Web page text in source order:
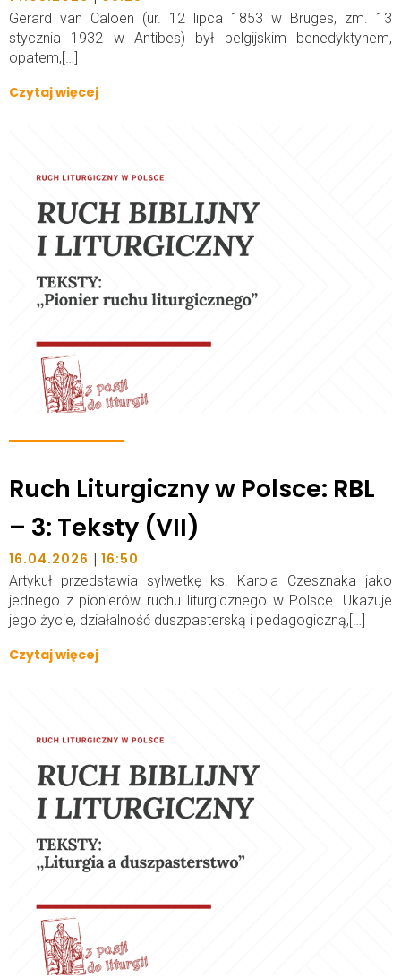
Gerard van Caloen (ur. 12 lipca 1853 w Bruges, zm. 13
stycznia 1932 w Antibes) był belgijskim benedyktynem,
opatem,[…]
Czytaj więcej
Ruch Liturgiczny w Polsce: RBL
– 3: Teksty (VII)
16.04.2026 | 16:50
Artykuł przedstawia sylwetkę ks. Karola Czesznaka jako
jednego z pionierów ruchu liturgicznego w Polsce. Ukazuje
jego życie, działalność duszpasterską i pedagogiczną,[…]
Czytaj więcej